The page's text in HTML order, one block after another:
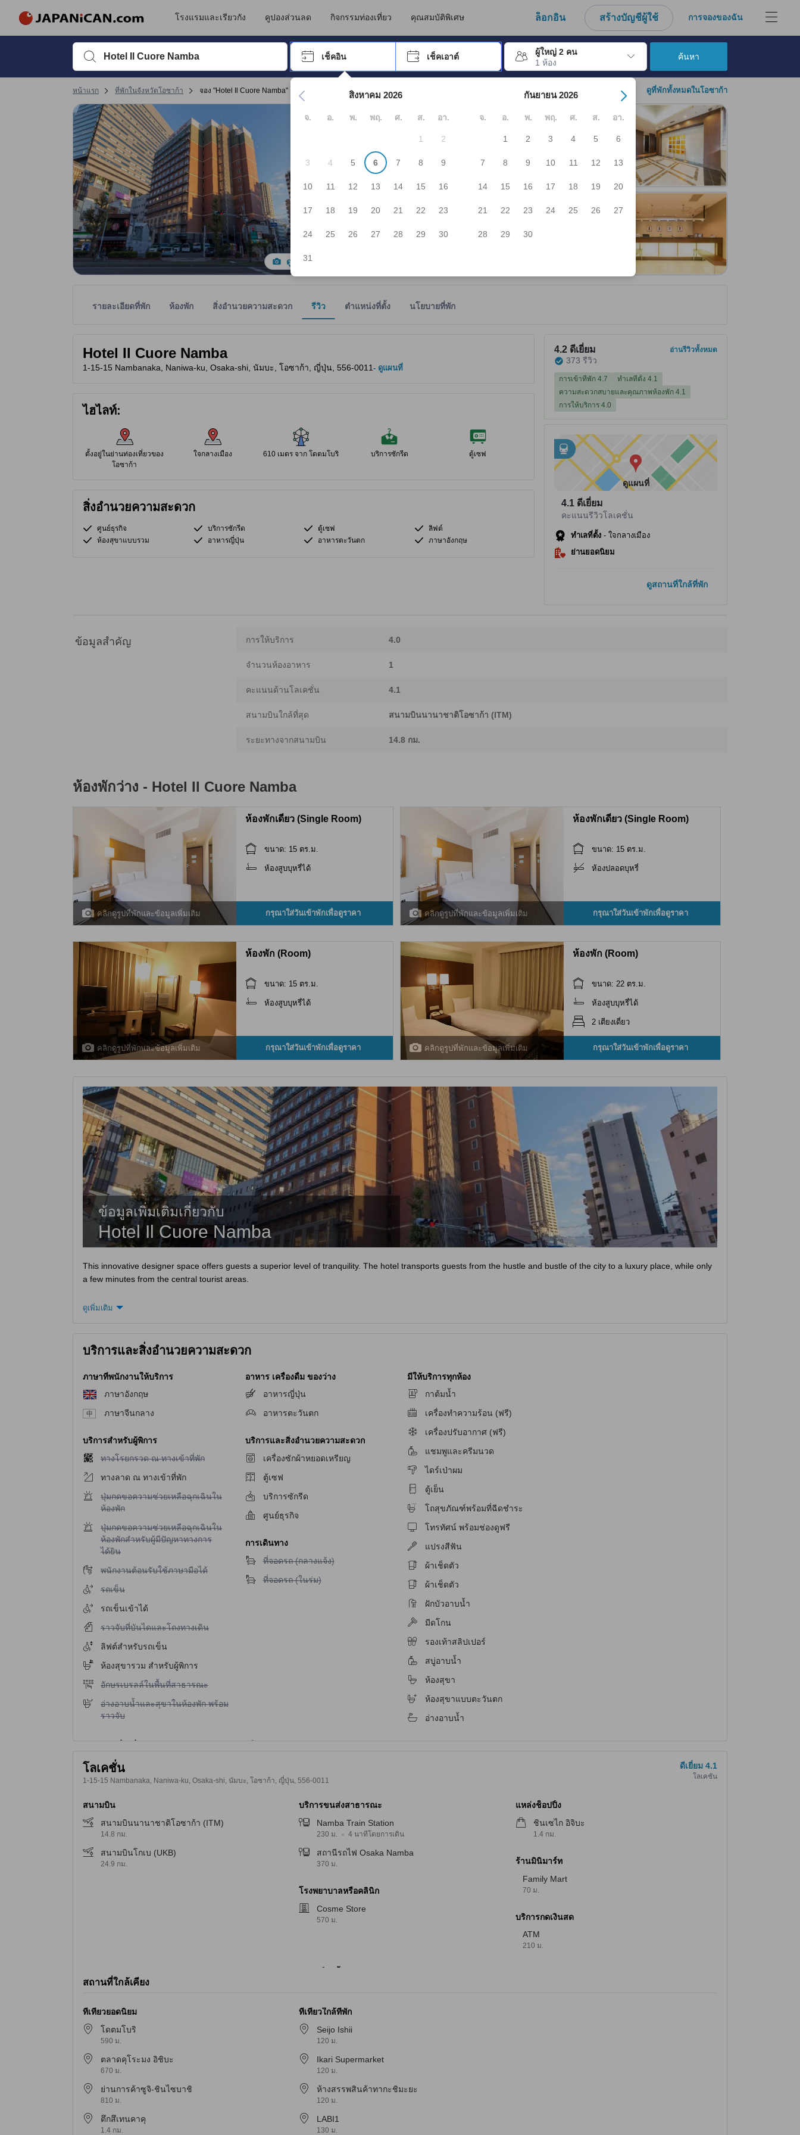
โรงแรมและเรียวกัง คูปองส่วนลด กิจกรรมท่องเที่ยว คุณสมบัติพิเศษ ล็อกอิน สร้างบัญชีผู้ใช้ การจองของฉัน
พิมพ์ชื่อที่พักหรือคำที่ต้องการค้นหา จากนั้นใช้ปุ่มลูกศรหรือปุ่ม Tab เพื่อเลื่อนหาคำที่ต้องการ แล้วกดปุ่ม Enter เพื่อเลือก
เช็คอิน เช็คเอาต์
ผู้ใหญ่ 2 คน
1 ห้อง
กด Enter เพื่อเลือกวันที่ ใช้ปุ่มลูกศรเพื่อเลือกวันเช็คอินและเช็คเอาต์ เมื่อไปถึงวันเช็คอินที่ต้องการ ให้กดปุ่ม Enter เพื่อเลือกวันเช็คอินดังกล่า
สิงหาคม 2026
จ. อ. พ. พฤ. ศ. ส. อา.
1 2
3 4 5 6 7 8 9
10 11 12 13 14 15 16
17 18 19 20 21 22 23
24 25 26 27 28 29 30
31
กันยายน 2026
จ. อ. พ. พฤ. ศ. ส. อา.
1 2 3 4 5 6
7 8 9 10 11 12 13
14 15 16 17 18 19 20
21 22 23 24 25 26 27
28 29 30
ค้นหา
หน้าแรก ที่พักในจังหวัดโอซาก้า จอง "Hotel Il Cuore Namba" ดูที่พักทั้งหมดในโอซาก้า
ดูรูปทั้งหมด
รายละเอียดที่พัก ห้องพัก สิ่งอำนวยความสะดวก รีวิว ตำแหน่งที่ตั้ง นโยบายที่พัก
Hotel Il Cuore Namba
1-15-15 Nambanaka, Naniwa-ku, Osaka-shi, นัมบะ, โอซาก้า, ญี่ปุ่น, 556-0011 - ดูแผนที่
ไฮไลท์:
ตั้งอยู่ในย่านท่องเที่ยวของ
โอซาก้า
ใจกลางเมือง 610 เมตร จาก โดตมโบริ บริการซักรีด ตู้เซฟ
สิ่งอำนวยความสะดวก
ศูนย์ธุรกิจ บริการซักรีด ตู้เซฟ
ลิฟต์
ห้องสุขาแบบรวม
อาหารญี่ปุ่น อาหารตะวันตก ภาษาอังกฤษ
4.2 ดีเยี่ยม
373 รีวิว
อ่านรีวิวทั้งหมด
การเข้าที่พัก 4.7
ทำเลที่ตั้ง 4.1
ความสะดวกสบายและคุณภาพห้องพัก 4.1
การให้บริการ 4.0
tooltip
อยู่ใกล้กับ
Namba Train Station อยู่ห่างไป 0.23 กม.
• สถานีรถไฟ Osaka Namba อยู่ห่างไป 0.37 กม.
ดูแผนที่
4.1 ดีเยี่ยม
คะแนนรีวิวโลเคชั่น
ทำเลที่ตั้ง - ใจกลางเมือง
ย่านยอดนิยม
ดูสถานที่ใกล้ที่พัก
ข้อมูลสำคัญ การให้บริการ 4.0
จำนวนห้องอาหาร 1
คะแนนด้านโลเคชั่น 4.1
สนามบินใกล้ที่สุด สนามบินนานาชาติโอซาก้า (ITM)
ระยะทางจากสนามบิน 14.8 กม.
ห้องพักว่าง - Hotel Il Cuore Namba
คลิกดูรูปที่พักและข้อมูลเพิ่มเติม
ห้องพักเดี่ยว (Single Room)
ขนาด: 15 ตร.ม.
ห้องสูบบุหรี่ได้
กรุณาใส่วันเข้าพักเพื่อดูราคา คลิกดูรูปที่พักและข้อมูลเพิ่มเติม
ห้องพักเดี่ยว (Single Room)
ขนาด: 15 ตร.ม.
ห้องปลอดบุหรี่
กรุณาใส่วันเข้าพักเพื่อดูราคา
คลิกดูรูปที่พักและข้อมูลเพิ่มเติม
ห้องพัก (Room)
ขนาด: 15 ตร.ม.
ห้องสูบบุหรี่ได้
กรุณาใส่วันเข้าพักเพื่อดูราคา คลิกดูรูปที่พักและข้อมูลเพิ่มเติม
ห้องพัก (Room)
ขนาด: 22 ตร.ม.
ห้องสูบบุหรี่ได้
2 เตียงเดี่ยว
กรุณาใส่วันเข้าพักเพื่อดูราคา
ข้อมูลเพิ่มเติมเกี่ยวกับ
Hotel Il Cuore Namba
This innovative designer space offers guests a superior level of tranquility. The hotel transports guests from the hustle and bustle of the city to a luxury place, while only
a few minutes from the central tourist areas.
ดูเพิ่มเติม
บริการและสิ่งอำนวยความสะดวก
ภาษาที่พนักงานให้บริการ
ภาษาอังกฤษ
ภาษาจีนกลาง
บริการสำหรับผู้พิการ
ไม่มีบริการทางโรยกรวด ณ ทางเข้าที่พัก
ทางโรยกรวด ณ ทางเข้าที่พัก
ทางลาด ณ ทางเข้าที่พัก
ไม่มีบริการปุ่มกดขอความช่วยเหลือฉุกเฉินในห้องพัก
ปุ่มกดขอความช่วยเหลือฉุกเฉินใน
ห้องพัก
ไม่มีบริการปุ่มกดขอความช่วยเหลือฉุกเฉินในห้องพักสำหรับผู้มีปัญหาทางการได้ยิน
ปุ่มกดขอความช่วยเหลือฉุกเฉินใน
ห้องพักสำหรับผู้มีปัญหาทางการ
ได้ยิน
ไม่มีบริการพนักงานต้อนรับใช้ภาษามือได้
พนักงานต้อนรับใช้ภาษามือได้
ไม่มีบริการรถเข็น
รถเข็น
รถเข็นเข้าได้
ไม่มีบริการราวจับที่บันไดและโถงทางเดิน
ราวจับที่บันไดและโถงทางเดิน
ลิฟต์สำหรับรถเข็น
ห้องสุขารวม สำหรับผู้พิการ
ไม่มีบริการอักษรเบรลล์ในพื้นที่สาธารณะ
อักษรเบรลล์ในพื้นที่สาธารณะ
ไม่มีบริการอ่างอาบน้ำและสุขาในห้องพัก พร้อมราวจับ
อ่างอาบน้ำและสุขาในห้องพัก พร้อม
ราวจับ
อาหาร เครื่องดื่ม ของว่าง
อาหารญี่ปุ่น
อาหารตะวันตก
บริการและสิ่งอำนวยความสะดวก
เครื่องซักผ้าหยอดเหรียญ
ตู้เซฟ
บริการซักรีด
ศูนย์ธุรกิจ
การเดินทาง
ไม่มีบริการที่จอดรถ (กลางแจ้ง)
ที่จอดรถ (กลางแจ้ง)
ไม่มีบริการที่จอดรถ (ในร่ม)
ที่จอดรถ (ในร่ม)
มีให้บริการทุกห้อง
กาต้มน้ำ
เครื่องทำความร้อน (ฟรี)
เครื่องปรับอากาศ (ฟรี)
แชมพูและครีมนวด
ไดร์เป่าผม
ตู้เย็น
โถสุขภัณฑ์พร้อมที่ฉีดชำระ
โทรทัศน์ พร้อมช่องดูฟรี
แปรงสีฟัน
ผ้าเช็ดตัว
ผ้าเช็ดตัว
ฝักบัวอาบน้ำ
มีดโกน
รองเท้าสลิปเปอร์
สบู่อาบน้ำ
ห้องสุขา
ห้องสุขาแบบตะวันตก
อ่างอาบน้ำ
โลเคชั่น
1-15-15 Nambanaka, Naniwa-ku, Osaka-shi, นัมบะ, โอซาก้า, ญี่ปุ่น, 556-0011
ดีเยี่ยม 4.1
โลเคชั่น
สนามบิน
สนามบินนานาชาติโอซาก้า (ITM)
14.8 กม.
สนามบินโกเบ (UKB)
24.9 กม.
บริการขนส่งสาธารณะ
Namba Train Station
230 ม. 4 นาทีโดยการเดิน
สถานีรถไฟ Osaka Namba
370 ม.
โรงพยาบาลหรือคลินิก
Cosme Store
570 ม.
แหล่งช็อปปิ้ง
ชินเซไก อิจิบะ
1.4 กม.
ร้านมินิมาร์ท
Family Mart
70 ม.
บริการกดเงินสด
ATM
210 ม.
สถานที่ใกล้เคียง
ที่เที่ยวยอดนิยม
โดตมโบริ
590 ม.
ตลาดคุโระมง อิชิบะ
670 ม.
ย่านการค้าซูจิ-ชินไซบาชิ
810 ม.
ตึกสึเทนคาคุ
1.4 กม.
ที่เที่ยวใกล้ที่พัก
Seijo Ishii
120 ม.
Ikari Supermarket
120 ม.
ห้างสรรพสินค้าทากะชิมะยะ
120 ม.
LABI1
130 ม.
รีวิวทั้งหมดของ JAPANiCAN มาจากผู้เข้าพักจริง ซึ่งเขียนหลังจากการเดินทางไปเข้าพัก ดังนั้น คะแนนรีวิวและความคิดเห็นที่แสดงบน JAPANiCAN จึงมาจากประสบการณ์ตรงของผู้เข้าพักอย่างแท้จริง